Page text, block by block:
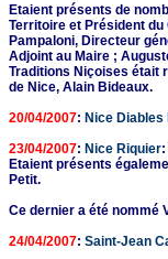
Etaient présents de
Territoire et Président
Pampaloni, Directeur
Adjoint au Maire ;
Traditions Niçoises était
de Nice, Alain Bideaux.
20/04/2007: Nice Diables
23/04/2007: Nice Riquier
Etaient présents
Petit.
Ce dernier a été nommé
24/04/2007: Saint-Jean